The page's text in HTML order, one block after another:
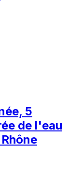
5
de l'eau